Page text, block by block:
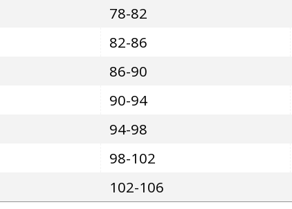
78-82
82-86
86-90
90-94
94-98
98-102
102-106